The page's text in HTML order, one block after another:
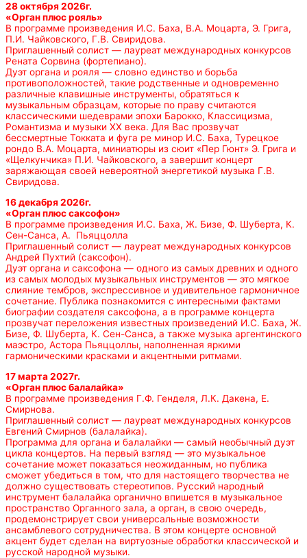
28 октября 2026г.
«Орган плюс рояль»
В программе произведения И.С. Баха, В.А. Моцарта, Э. Грига,
П.И. Чайковского, Г.В. Свиридова.
Приглашенный солист — лауреат международных конкурсов
Рената Сорвина (фортепиано).
Дуэт органа и рояля — словно единство и борьба
противоположностей, такие родственные и одновременно
различные клавишные инструменты, обратяться к
музыкальным образцам, которые по праву считаются
классическими шедеврами эпохи Барокко, Классицизма,
Романтизма и музыки ХХ века. Для Вас прозвучат
бессмертные Токката и фуга ре минор И.С. Баха, Турецкое
рондо В.А. Моцарта, миниатюры из сюит «Пер Гюнт» Э. Грига и
«Щелкунчика» П.И. Чайковского, а завершит концерт
заряжающая своей невероятной энергетикой музыка Г.В.
Свиридова.
16 декабря 2026г.
«Орган плюс саксофон»
В программе произведения И.С. Баха, Ж. Бизе, Ф. Шуберта, К.
Сен-Санса, А. Пьяццолла
Приглашенный солист — лауреат международных конкурсов
Андрей Пухтий (саксофон).
Дуэт органа и саксофона — одного из самых древних и одного
из самых молодых музыкальных инструментов — это мягкое
слияние тембров, экспрессивное и удивительное гармоничное
сочетание. Публика познакомится с интересными фактами
биографии создателя саксофона, а в программе концерта
прозвучат переложения известных произведений И.С. Баха, Ж.
Бизе, Ф. Шуберта, К. Сен-Санса, а также музыка аргентинского
маэстро, Астора Пьяццоллы, наполненная яркими
гармоническими красками и акцентными ритмами.
17 марта 2027г.
«Орган плюс балалайка»
В программе произведения Г.Ф. Генделя, Л.К. Дакена, Е.
Смирнова.
Приглашенный солист — лауреат международных конкурсов
Евгений Смирнов (балалайка).
Программа для органа и балалайки — самый необычный дуэт
цикла концертов. На первый взгляд — это музыкальное
сочетание может показаться неожиданным, но публика
сможет убедиться в том, что для настоящего творчества не
должно существовать стереотипов. Русский народный
инструмент балалайка органично впишется в музыкальное
пространство Органного зала, а орган, в свою очередь,
продемонстрирует свои универсальные возможности
ансамблевого сотрудничества. В этом концерте основной
акцент будет сделан на виртуозные обработки классической и
русской народной музыки.